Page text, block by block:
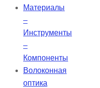
Материалы
–
Инструменты
–
Компоненты
Волоконная
оптика